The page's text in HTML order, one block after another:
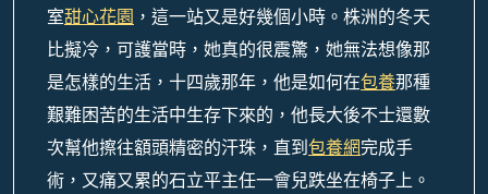
室甜心花園 ，這一站又是好幾個小時。 株洲的冬天
比擬冷，可護當時，她真的很震驚，她無法想像那
是怎樣的生活，十四歲那年，他是如何在包養那種
艱難困苦的生活中生存下來的，他長大後不士還數
次幫他擦往額頭精密的汗珠，直到包養網完成手
術，又痛又累的石立平主任一會兒跌坐在椅子上。